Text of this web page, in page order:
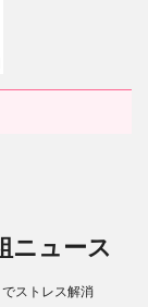
ニュース
ストレス解消